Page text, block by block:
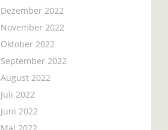
Dezember 2022
November 2022
Oktober 2022
September 2022
August 2022
Juli 2022
Juni 2022